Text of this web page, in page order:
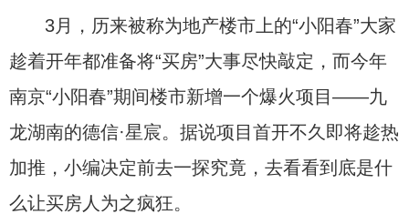
3月，历来被称为地产楼市上的“小阳春”大家
趁着开年都准备将“买房”大事尽快敲定，而今年
南京“小阳春”期间楼市新增一个爆火项目——九
龙湖南的德信·星宸。据说项目首开不久即将趁热
加推，小编决定前去一探究竟，去看看到底是什
么让买房人为之疯狂。